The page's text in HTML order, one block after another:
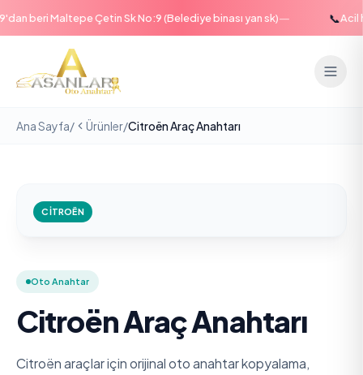
beri Maltepe Çetin Sk No:9 (Belediye binası yan sk)— Acil
Ana Sayfa/ Ürünler/Citroën Araç Anahtarı
CITROËN
Oto Anahtar
Citroën Araç Anahtarı
Citroën araçlar için orijinal oto anahtar kopyalama,